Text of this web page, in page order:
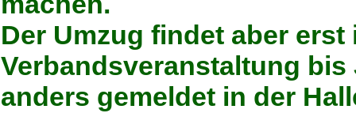
Der Umzug findet aber
Verbandsveranstaltung
anders gemeldet in der